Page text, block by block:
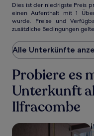
Dies
ist
der
niedrigste
Preis
pro
Nacht,
der
in
den
letzten
24 Stunden
für
einen
Aufenthalt
Dies ist der niedrigste Preis
einen Aufenthalt mit 1
wurde. Preise und
zusätzliche Bedingungen
Alle Unterkünfte
Probiere es
Unterkunft
Ilfracombe
Suche nach